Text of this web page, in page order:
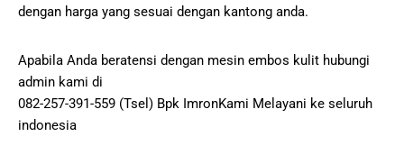
dengan harga yang sesuai dengan kantong anda.
Apabila Anda beratensi dengan mesin embos kulit hubungi
admin kami di
082-257-391-559 (Tsel) Bpk ImronKami Melayani ke seluruh
indonesia